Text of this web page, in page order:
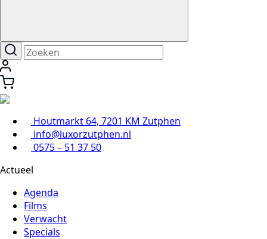
Houtmarkt 64, 7201 KM Zutphen
info@luxorzutphen.nl
0575 – 51 37 50
Actueel
Agenda
Films
Verwacht
Specials